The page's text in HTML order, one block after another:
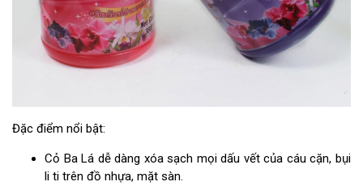
Đặc điểm nổi bật:
Cỏ Ba Lá dễ dàng xóa sạch mọi dấu vết của cáu cặn, bụi
li ti trên đồ nhựa, mặt sàn.